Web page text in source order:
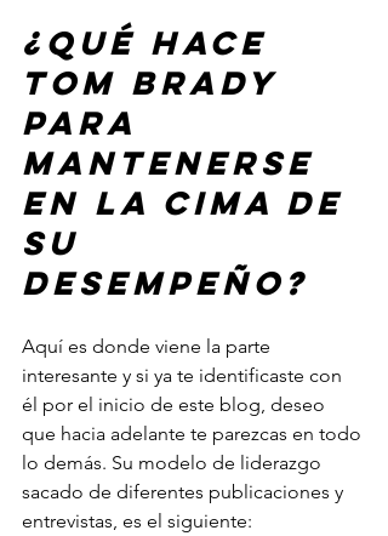
¿Qué hace
Tom Brady
para
mantenerse
en la cima de
su
desempeño?
Aquí es donde viene la parte
interesante y si ya te identificaste con
él por el inicio de este blog, deseo
que hacia adelante te parezcas en todo
lo demás. Su modelo de liderazgo
sacado de diferentes publicaciones y
entrevistas, es el siguiente: